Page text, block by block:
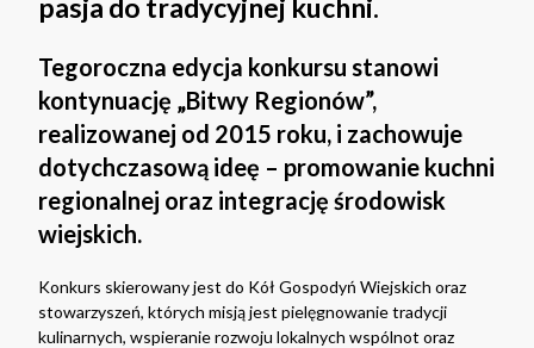
pasja do tradycyjnej kuchni.
Tegoroczna edycja konkursu stanowi
kontynuację „Bitwy Regionów”,
realizowanej od 2015 roku, i zachowuje
dotychczasową ideę – promowanie kuchni
regionalnej oraz integrację środowisk
wiejskich.
Konkurs skierowany jest do Kół Gospodyń Wiejskich oraz
stowarzyszeń, których misją jest pielęgnowanie tradycji
kulinarnych, wspieranie rozwoju lokalnych wspólnot oraz